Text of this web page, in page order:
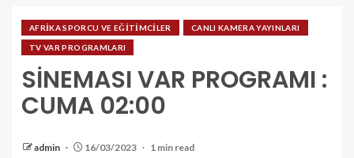
AFRİKA SPORCU VE EĞİTİMCİLER CANLI KAMERA YAYINLARI
TV VAR PROGRAMLARI
SİNEMASI VAR PROGRAMI :
CUMA 02:00
admin 16/03/2023 1 min read